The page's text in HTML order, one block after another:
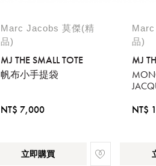
Marc Jacobs 莫傑(精
品)
MJ THE SMALL TOTE
帆布小手提袋
NT$ 7,000
立即購買
品)
MJ
NT$